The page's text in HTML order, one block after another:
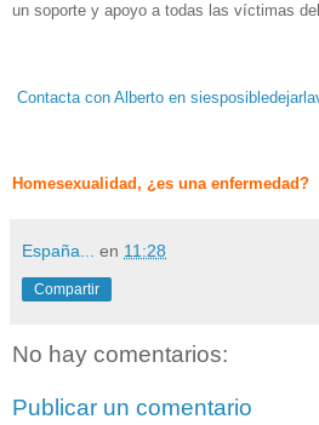
un soporte y apoyo a todas las víctimas
Contacta con Alberto en
Homesexualidad, ¿es una enfermedad?
España... en 11:28
Compartir
No hay comentarios:
Publicar un comentario